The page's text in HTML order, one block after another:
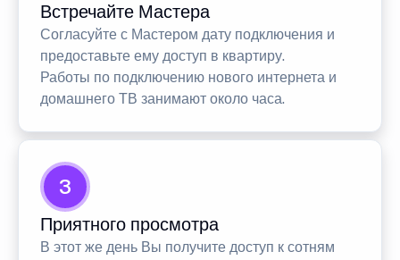
Встречайте Мастера
Согласуйте с Мастером дату подключения и
предоставьте ему доступ в квартиру.
Работы по подключению нового интернета и
домашнего ТВ занимают около часа.
3
Приятного просмотра
В этот же день Вы получите доступ к сотням